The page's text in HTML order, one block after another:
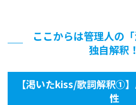
ここからは管理人の
独自解釈！
【渇いたkiss/歌詞解釈①
性